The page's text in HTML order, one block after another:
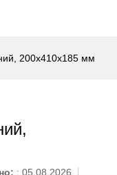
200x410x185 мм
: 05.08.2026